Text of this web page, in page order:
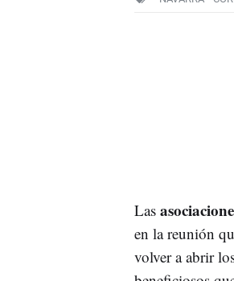
Las
en la reunión
volver a abrir